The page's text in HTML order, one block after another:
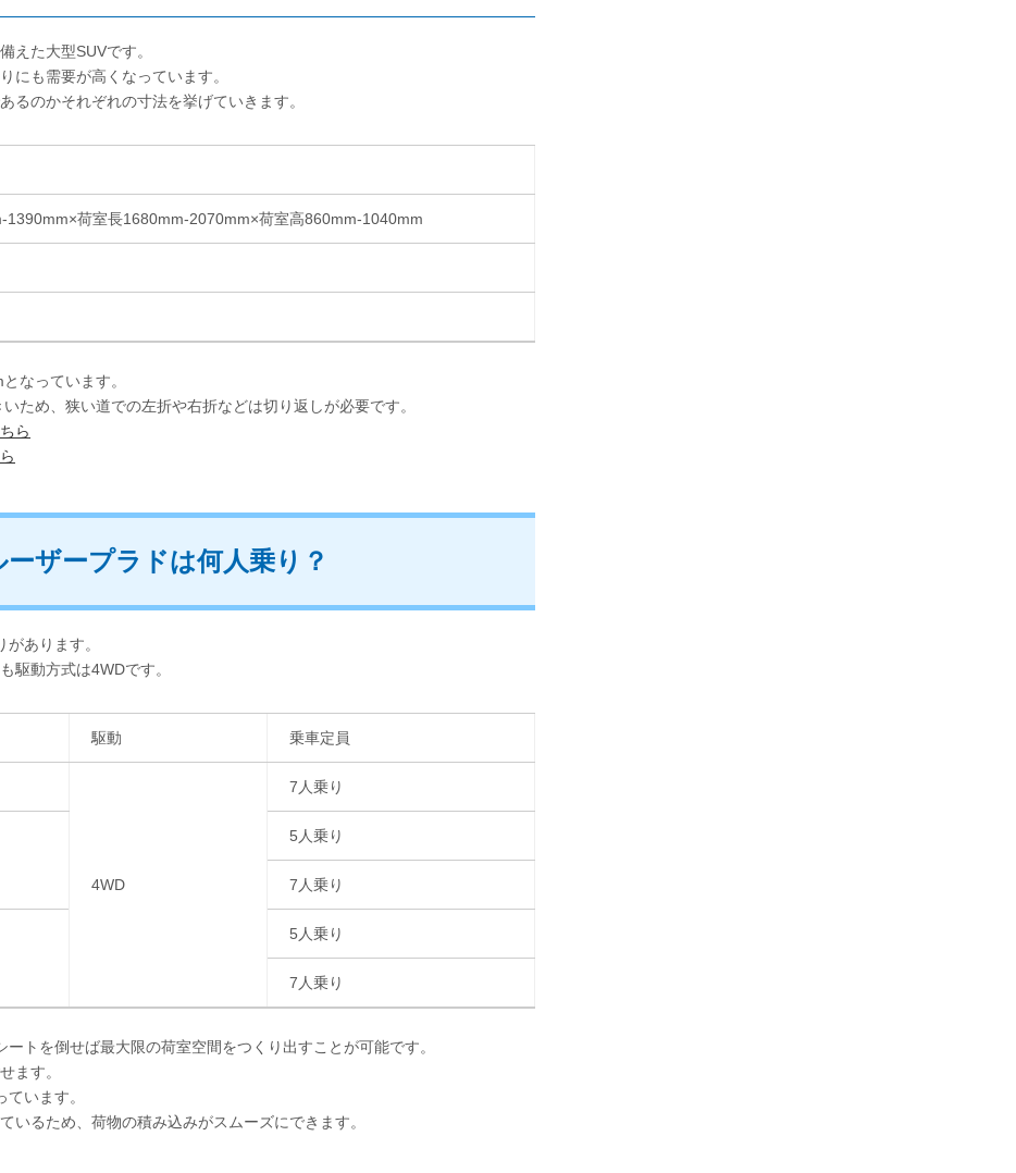
えた大型SUVです。
にも需要が高くなっています。
るのかそれぞれの寸法を挙げていきます。
1390mm×荷室長1680mm-2070mm×荷室高860mm-1040mm
なっています。
ため、狭い道での左折や右折などは切り返しが必要です。
ら
ザープラドは何人乗り？
あります。
駆動方式は4WDです。
駆動 乗車定員
4WD
7人乗り
5人乗り
7人乗り
5人乗り
7人乗り
トを倒せば最大限の荷室空間をつくり出すことが可能です。
ます。
います。
いるため、荷物の積み込みがスムーズにできます。